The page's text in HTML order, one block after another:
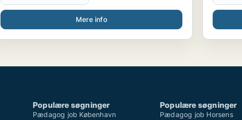
Mere info
Populære søgninger
Pædagog job København
Populære søgninger
Pædagog job Horsens